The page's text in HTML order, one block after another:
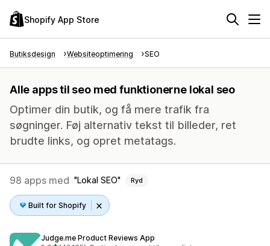
Shopify App Store
Butiksdesign Websiteoptimering SEO
Alle apps til seo med funktionerne lokal seo
Optimer din butik, og få mere trafik fra
søgninger. Føj alternativ tekst til billeder, ret
brudte links, og opret metatags.
98 apps med Lokal SEO Ryd
Built for Shopify
Judge.me Product Reviews App